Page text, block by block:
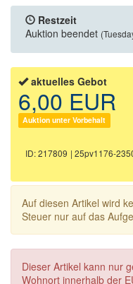
Restzeit
Auktion beendet
aktuelles Gebot
6,00 EUR
Auktion unter Vorbehalt
ID: 217809 | 25pv1176-
Auf diesen Artikel wird
Steuer nur auf das
Dieser Artikel kann nur
Wohnort innerhalb der